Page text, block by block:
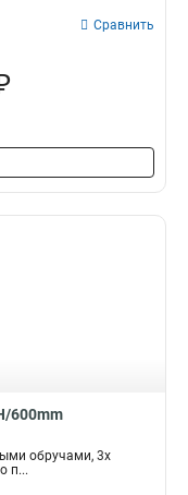
Сравнить
600mm
обручами, 3x
п...